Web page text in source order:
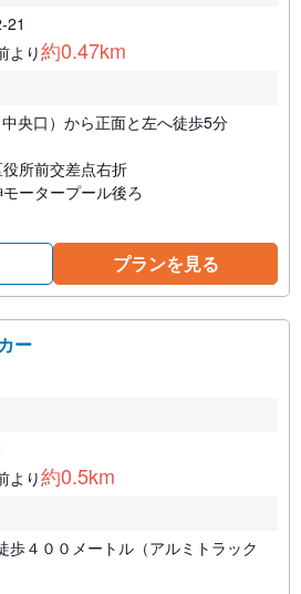
21
より約0.47km
央口）から正面と左へ徒歩5分
所前交差点右折
ータープール後ろ
プランを見る
ー
より約0.5km
歩４００メートル（アルミトラック